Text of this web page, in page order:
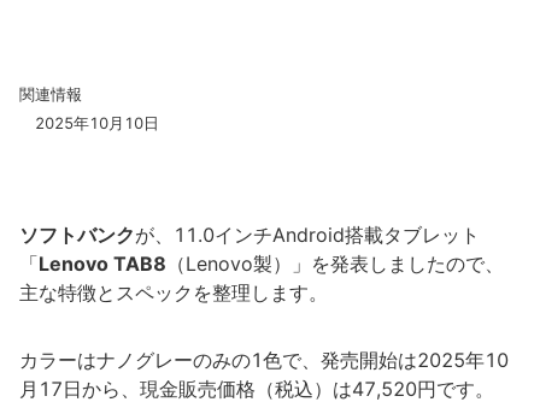
関連情報
2025年10月10日
ソフトバンクが、11.0インチAndroid搭載タブレット
「Lenovo TAB8 （Lenovo製）」を発表しましたので、
主な特徴とスペックを整理します。
カラーはナノグレーのみの1色で、発売開始は2025年10
月17日から、現金販売価格（税込）は47,520円です。